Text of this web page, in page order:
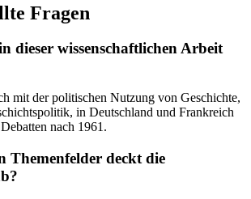
Fragen
dieser wissenschaftlichen Arbeit
mit der politischen Nutzung von Geschichte,
in Deutschland und Frankreich
nach 1961.
Themenfelder deckt die